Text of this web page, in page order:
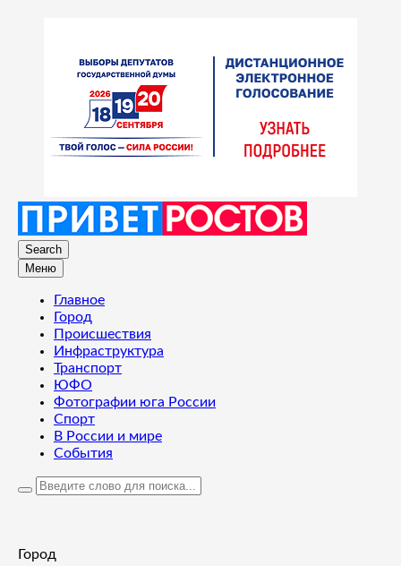
Search
Меню
Главное
Город
Происшествия
Инфраструктура
Транспорт
ЮФО
Фотографии юга России
Спорт
В России и мире
События
Город